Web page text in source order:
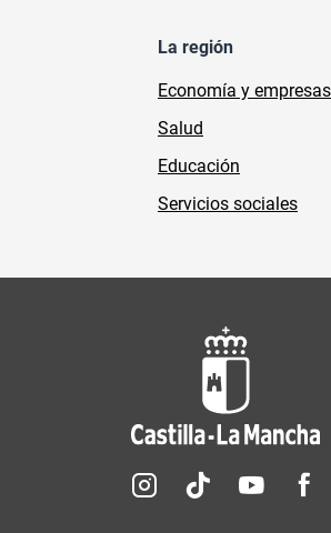
La región
Economía y empresas
Salud
Educación
Servicios sociales
Redes sociales